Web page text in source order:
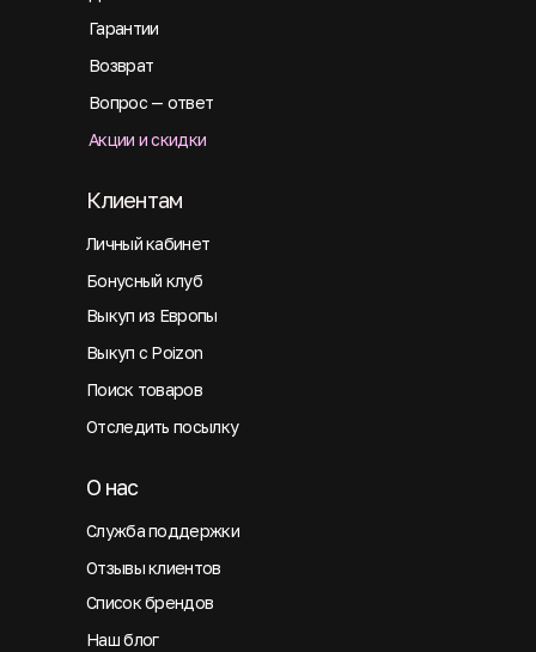
Гарантии
Возврат
Вопрос — ответ
Акции и скидки
Личный кабинет
Клиентам
Бонусный клуб
Выкуп из Европы
Выкуп с Poizon
Поиск товаров
Отследить посылку
Служба поддержки
О нас
Отзывы клиентов
Список брендов
Наш блог